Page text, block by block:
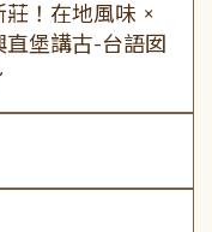
莊！在地風味 ×
堡講古-台語囡